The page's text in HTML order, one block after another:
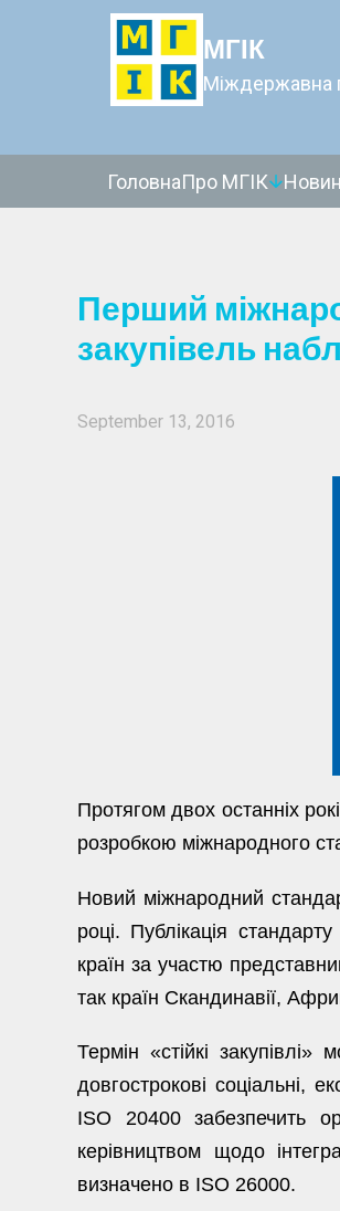
МГІК
Міждержавна
ГоловнаПро МГІК
Перший
закупівель
September 13, 2016
Протягом двох останніх
розробкою міжнародного
Новий міжнародний
році. Публікація
країн за участю
так країн Скандинавії,
Термін «стійкі
довгострокові соціальні,
ISO 20400 забезпечить
керівництвом щодо
визначено в ISO 26000.